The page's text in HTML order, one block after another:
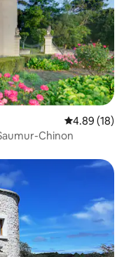
Calificación
4.89 (18)
Chinon